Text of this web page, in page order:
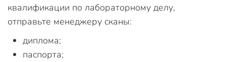
квалификации по лабораторному делу,
отправьте менеджеру сканы:
диплома;
паспорта;